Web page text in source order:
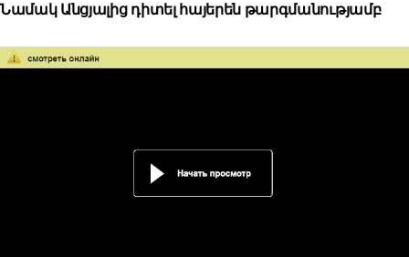
Նամակ Անցյալից դիտել հայերեն թարգմանությամբ